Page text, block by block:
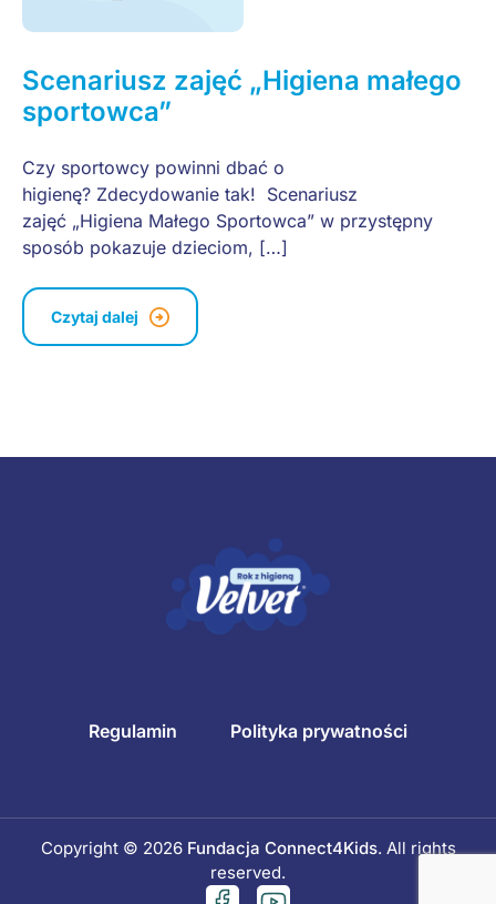
Scenariusz zajęć „Higiena małego
sportowca”
Czy sportowcy powinni dbać o
higienę? Zdecydowanie tak! Scenariusz
zajęć „Higiena Małego Sportowca” w przystępny
sposób pokazuje dzieciom, […]
Czytaj dalej
Regulamin Polityka prywatności
Copyright © 2026 Fundacja Connect4Kids. All rights
reserved.